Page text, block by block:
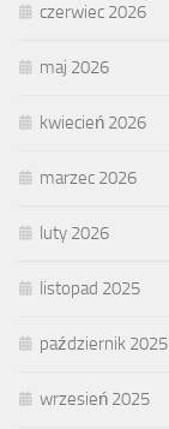
czerwiec 2026
maj 2026
kwiecień 2026
marzec 2026
luty 2026
listopad 2025
październik 2025
wrzesień 2025